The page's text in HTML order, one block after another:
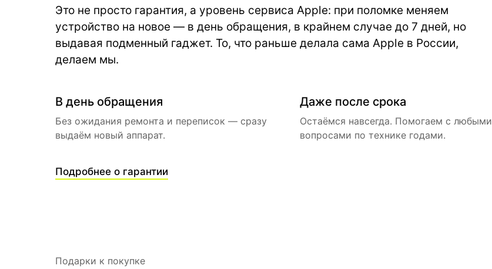
Это не просто гарантия, а уровень сервиса Apple: при поломке меняем
устройство на новое — в день обращения, в крайнем случае до 7 дней, но
выдавая подменный гаджет. То, что раньше делала сама Apple в России,
делаем мы.
В день обращения
Без ожидания ремонта и переписок — сразу
выдаём новый аппарат.
Даже после срока
Остаёмся навсегда. Помогаем с любыми
вопросами по технике годами.
Подробнее о гарантии
Подарки к покупке